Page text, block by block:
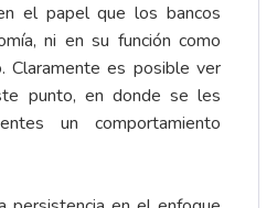
el papel que los bancos
ni en su función como
Claramente es posible ver
punto, en donde se les
un comportamiento